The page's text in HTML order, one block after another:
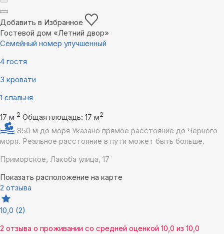
Добавить в Избранное
Гостевой дом «Летний двор»
Семейный номер улучшенный
4 гостя
3 кровати
1 спальня
17 м 2 Общая площадь: 17 м2
850 м до моря Указано прямое расстояние до Чёрного
моря. Реальное расстояние в пути может быть больше.
Приморское, Лакоба улица, 17
Показать расположение на карте
2 отзыва
10,0 (2)
2 отзыва о проживании со средней оценкой 10,0 из 10,0